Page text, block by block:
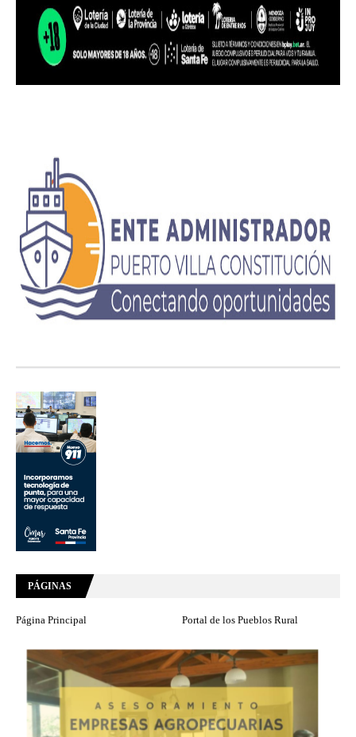
PÁGINAS
Página Principal Portal de los Pueblos Rural